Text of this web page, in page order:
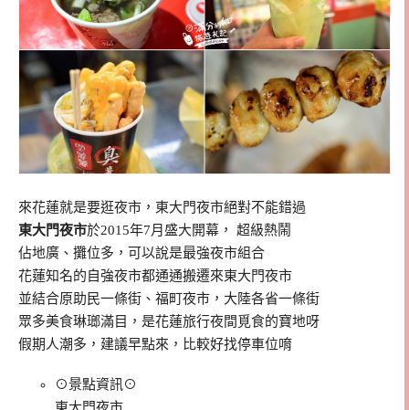
來花蓮就是要逛夜市，東大門夜市絕對不能錯過
東大門夜市於2015年7月盛大開幕， 超級熱鬧
佔地廣、攤位多，可以說是最強夜市組合
花蓮知名的自強夜市都通通搬遷來東大門夜市
並結合原助民一條街、福町夜市，大陸各省一條街
眾多美食琳瑯滿目，是花蓮旅行夜間覓食的寶地呀
假期人潮多，建議早點來，比較好找停車位唷
⊙景點資訊⊙
東大門夜市